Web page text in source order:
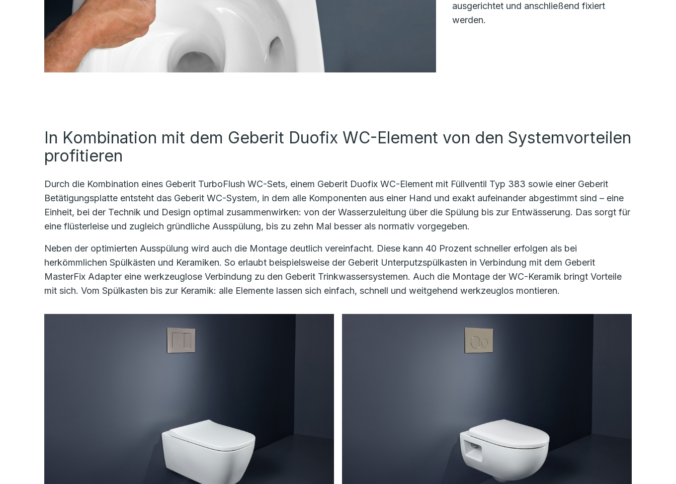
ausgerichtet und anschließend fixiert
werden.
In Kombination mit dem Geberit Duofix WC-Element von den Systemvorteilen
profitieren
Durch die Kombination eines Geberit TurboFlush WC-Sets, einem Geberit Duofix WC-Element mit Füllventil Typ 383 sowie einer Geberit
Betätigungsplatte entsteht das Geberit WC-System, in dem alle Komponenten aus einer Hand und exakt aufeinander abgestimmt sind – eine
Einheit, bei der Technik und Design optimal zusammenwirken: von der Wasserzuleitung über die Spülung bis zur Entwässerung. Das sorgt für
eine flüsterleise und zugleich gründliche Ausspülung, bis zu zehn Mal besser als normativ vorgegeben.
Neben der optimierten Ausspülung wird auch die Montage deutlich vereinfacht. Diese kann 40 Prozent schneller erfolgen als bei
herkömmlichen Spülkästen und Keramiken. So erlaubt beispielsweise der Geberit Unterputzspülkasten in Verbindung mit dem Geberit
MasterFix Adapter eine werkzeuglose Verbindung zu den Geberit Trinkwassersystemen. Auch die Montage der WC-Keramik bringt Vorteile
mit sich. Vom Spülkasten bis zur Keramik: alle Elemente lassen sich einfach, schnell und weitgehend werkzeuglos montieren.